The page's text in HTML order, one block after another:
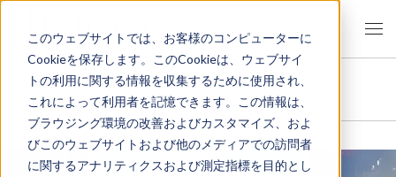
このウェブサイトでは、お客様のコンピューターに
Cookieを保存します。このCookieは、ウェブサイ
トの利用に関する情報を収集するために使用され、
これによって利用者を記憶できます。この情報は、
ブラウジング環境の改善およびカスタマイズ、およ
びこのウェブサイトおよび他のメディアでの訪問者
に関するアナリティクスおよび測定指標を目的とし
TOP>サービス一覧>
【助成金活用】リスキリング支援プログラム